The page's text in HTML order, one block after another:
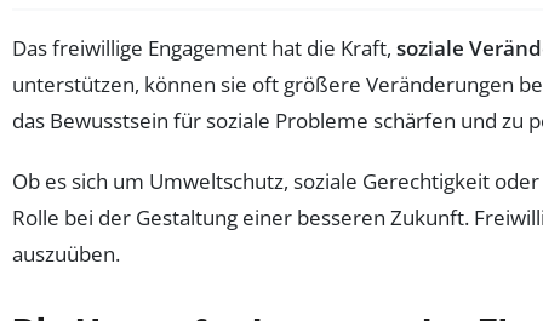
Das freiwillige Engagement hat die Kraft, soziale
unterstützen, können sie oft größere Veränderungen
das Bewusstsein für soziale Probleme schärfen und zu
Ob es sich um Umweltschutz, soziale Gerechtigkeit
Rolle bei der Gestaltung einer besseren Zukunft.
auszuüben.